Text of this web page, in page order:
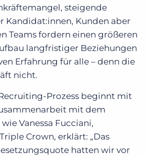
steigende
Kandidat:innen, Kunden aber
Teams fordern einen größeren
langfristiger Beziehungen
Erfahrung für alle – denn die
nicht.
Prozess beginnt mit
mit dem
Vanessa Fucciani,
Crown, erklärt: „Das
hatten wir vor